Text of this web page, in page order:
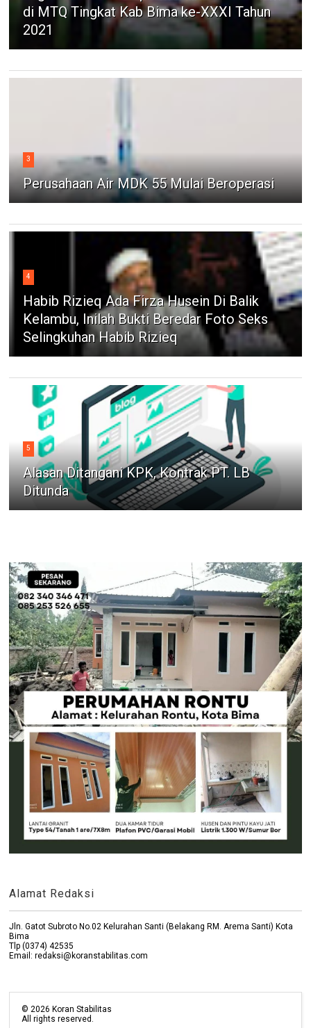
di MTQ Tingkat Kab Bima ke-XXXI Tahun
2021
3
Perusahaan Air MDK 55 Mulai Beroperasi
4
Habib Rizieq Ada Firza Husein Di Balik
Kelambu, Inilah Bukti Beredar Foto Seks
Selingkuhan Habib Rizieq
5
Alasan Ditangani KPK, Kontrak PT. LB
Ditunda
Alamat Redaksi
Jln. Gatot Subroto No.02 Kelurahan Santi (Belakang RM. Arema Santi) Kota
Bima
Tlp (0374) 42535
Email: redaksi@koranstabilitas.com
©2026 Koran Stabilitas
All rights reserved.